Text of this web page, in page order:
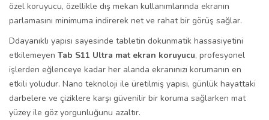
özel koruyucu, özellikle dış mekan kullanımlarında ekranın
parlamasını minimuma indirerek net ve rahat bir görüş sağlar.
Ddayanıklı yapısı sayesinde tabletin dokunmatik hassasiyetini
etkilemeyen Tab S11 Ultra mat ekran koruyucu, profesyonel
işlerden eğlenceye kadar her alanda ekranınızı korumanın en
etkili yoludur. Nano teknoloji ile üretilmiş yapısı, günlük hayattaki
darbelere ve çiziklere karşı güvenilir bir koruma sağlarken mat
yüzey ile göz yorgunluğunu azaltır.